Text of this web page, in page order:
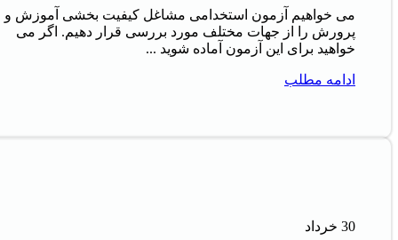
می خواهیم آزمون استخدامی مشاغل کیفیت بخشی آموزش و
پرورش را از جهات مختلف مورد بررسی قرار دهیم. اگر می
خواهید برای این آزمون آماده شوید ...
ادامه مطلب
30 خرداد